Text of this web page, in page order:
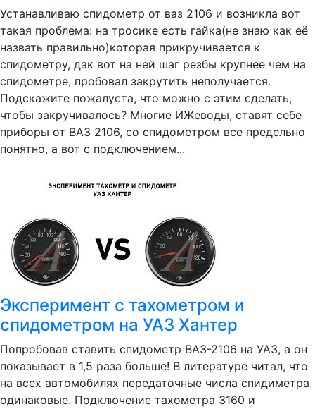
Устанавливаю спидометр от ваз 2106 и возникла вот
такая проблема: на тросике есть гайка(не знаю как её
назвать правильно)которая прикручивается к
спидометру, дак вот на ней шаг резбы крупнее чем на
спидометре, пробовал закрутить неполучается.
Подскажите пожалуста, что можно с этим сделать,
чтобы закручивалось? Многие ИЖеводы, ставят себе
приборы от ВАЗ 2106, со спидометром все предельно
понятно, а вот с подключением...
Эксперимент с тахометром и
спидометром на УАЗ Хантер
Попробовав ставить спидометр ВАЗ-2106 на УАЗ, а он
показывает в 1,5 раза больше! В литературе читал, что
на всех автомобилях передаточные числа спидиметра
одинаковые. Подключение тахометра 3160 и